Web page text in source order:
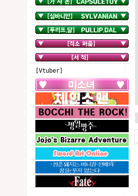
[Vtuber]